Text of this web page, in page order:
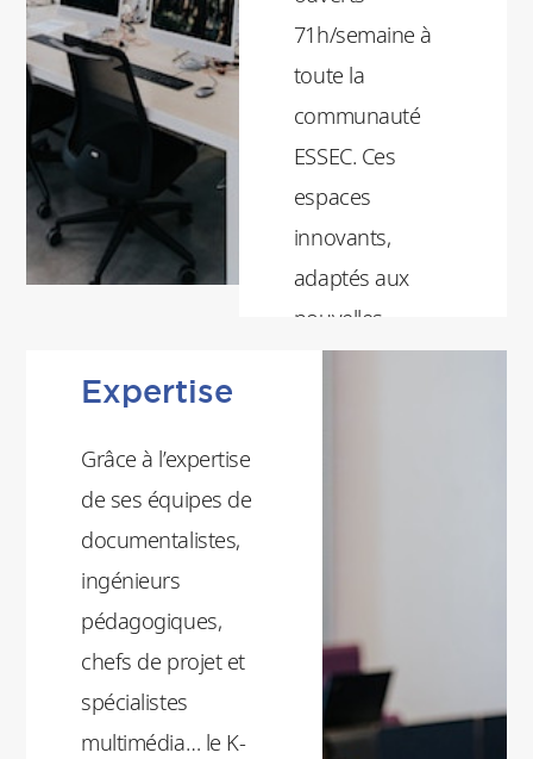
71h/semaine à
toute la
communauté
ESSEC. Ces
espaces
innovants,
adaptés aux
nouvelles
pratiques
service de la
pédagogie et de
la recherche.
Expertise
Grâce à l’expertise
de ses équipes de
documentalistes,
ingénieurs
pédagogiques,
chefs de projet et
spécialistes
multimédia… le K-